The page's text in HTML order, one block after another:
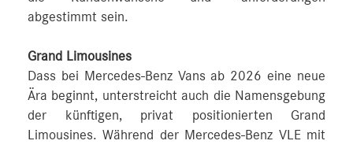
abgestimmt sein.
Grand Limousines
Dass bei Mercedes‑Benz Vans ab 2026 eine neue
Ära beginnt, unterstreicht auch die Namensgebung
der künftigen, privat positionierten Grand
Limousines. Während der Mercedes‑Benz VLE mit